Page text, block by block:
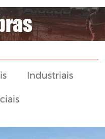
Industriais